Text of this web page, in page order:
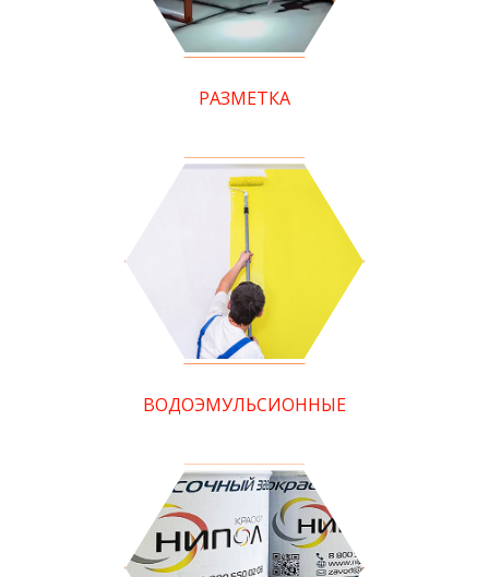
РАЗМЕТКА
ВОДОЭМУЛЬСИОННЫЕ